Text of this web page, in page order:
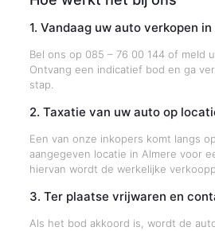
1. Vandaag uw auto verkopen
Bel ons op 085 – 76 00 144 of meld
Ontvang een indicatief bod en ga
stap.
2. Taxatie van uw auto op
Een van onze inkopers komt langs
aangegeven locatie in Almere voor
hiervan wordt de werkelijke
3. Ter plaatse vrijwaren en
Als het bod akkoord is, wordt de